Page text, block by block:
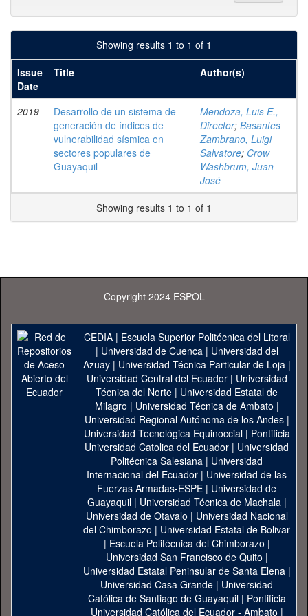
Showing results 1 to 1 of 1
Issue
Date
Title Author(s)
2019
Desarrollo de un sistema de
generación de índices de
vulnerabilidad sísmica en
sectores populares de
Guayaquil
Mendoza, Luis E.,
Director; Basantes
Zambrano, Luigi
Salvatore; Crow
Washbrum, Juan
José
Showing results 1 to 1 of 1
Copyright 2024 ESPOL
CEDIA| Escuela Superior Politécnica del Litoral
| Universidad de Cuenca| Universidad del
Azuay| Universidad Técnica Particular de Loja|
Universidad Central del Ecuador| Universidad
Técnica del Norte | Universidad Estatal de
Milagro | Universidad Técnica de Ambato |
Universidad Regional Autónoma de los Andes|
Universidad Tecnológica Equinoccial| Pontificia
Universidad Catolica del Ecuador | Universidad
Politécnica Salesiana | Universidad
Internacional del Ecuador | Universidad de las
Fuerzas Armadas-ESPE | Universidad de
Guayaquil| Universidad Técnica de Machala|
Universidad de Otavalo | Universidad Nacional
del Chimborazo | Universidad Estatal de Bolivar
| Escuela Politécnica del Chimborazo |
Universidad San Francisco de Quito |
Universidad Estatal Peninsular de Santa Elena|
Universidad Casa Grande | Universidad
Católica de Santiago de Guayaquil| Pontificia
Universidad Católica del Ecuador - Ambato |